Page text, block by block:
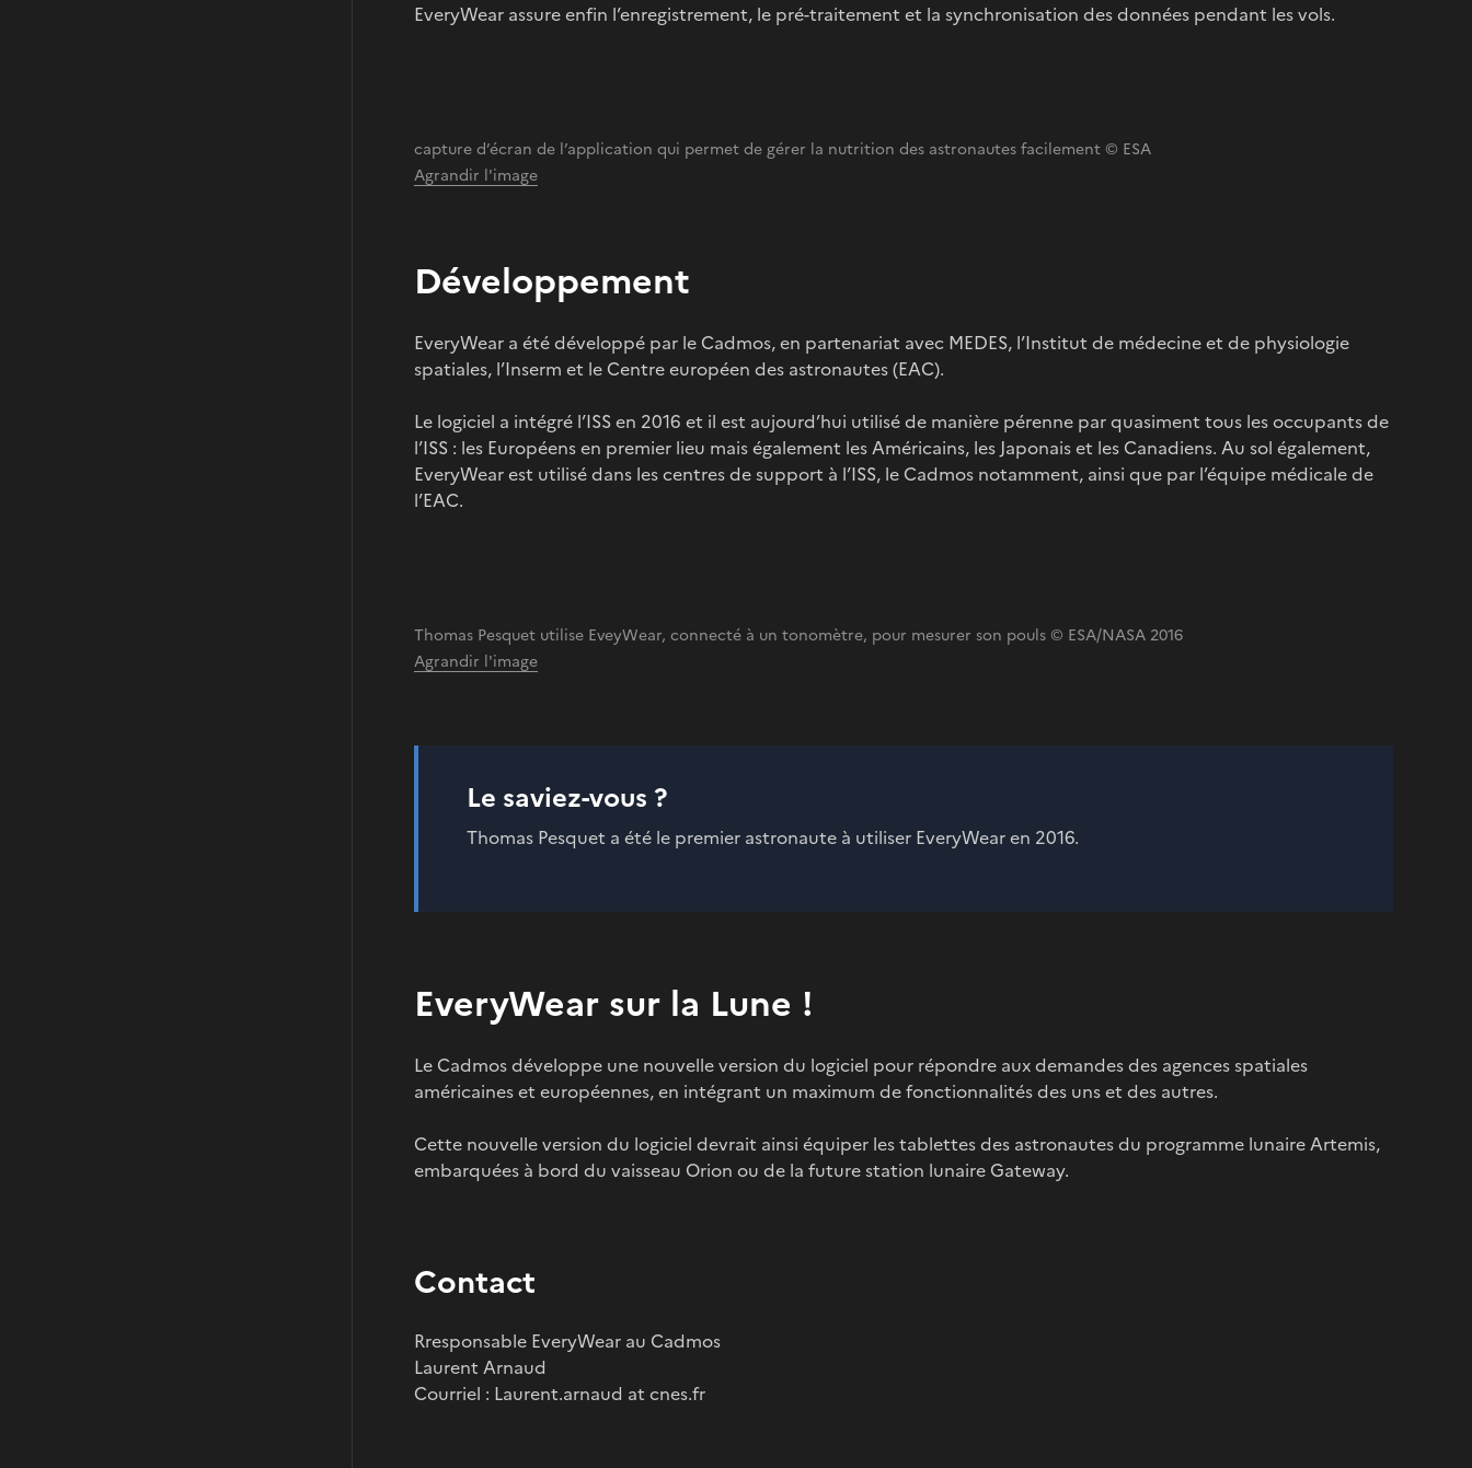
EveryWear assure enfin l’enregistrement, le pré-traitement et la synchronisation des données pendant les vols.
capture d’écran de l’application qui permet de gérer la nutrition des astronautes facilement © ESA
Agrandir l'image
Développement
EveryWear a été développé par le Cadmos, en partenariat avec MEDES, l’Institut de médecine et de physiologie
spatiales, l’Inserm et le Centre européen des astronautes (EAC).
Le logiciel a intégré l’ISS en 2016 et il est aujourd’hui utilisé de manière pérenne par quasiment tous les occupants de
l’ISS : les Européens en premier lieu mais également les Américains, les Japonais et les Canadiens. Au sol également,
EveryWear est utilisé dans les centres de support à l’ISS, le Cadmos notamment, ainsi que par l’équipe médicale de
l’EAC.
Thomas Pesquet utilise EveyWear, connecté à un tonomètre, pour mesurer son pouls © ESA/NASA 2016
Agrandir l'image
Le saviez-vous ?
Thomas Pesquet a été le premier astronaute à utiliser EveryWear en 2016.
EveryWear sur la Lune !
Le Cadmos développe une nouvelle version du logiciel pour répondre aux demandes des agences spatiales
américaines et européennes, en intégrant un maximum de fonctionnalités des uns et des autres.
Cette nouvelle version du logiciel devrait ainsi équiper les tablettes des astronautes du programme lunaire Artemis,
embarquées à bord du vaisseau Orion ou de la future station lunaire Gateway.
Contact
Rresponsable EveryWear au Cadmos
Laurent Arnaud
Courriel : Laurent.arnaud at cnes.fr